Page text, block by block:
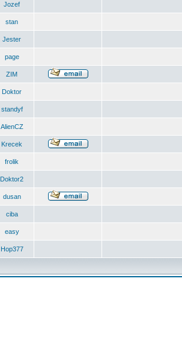
Jozef
stan
Jester
page
ZIM
Doktor
standyf
AlienCZ
Krecek
frolik
Doktor2
dusan
ciba
easy
Hop377